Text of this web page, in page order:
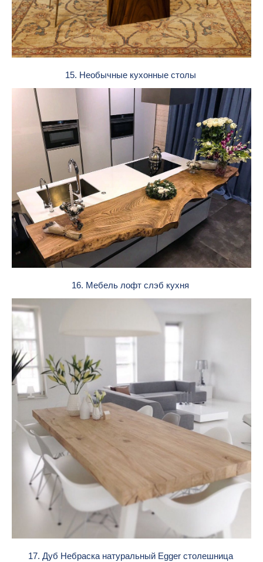
15. Необычные кухонные столы
16. Мебель лофт слэб кухня
17. Дуб Небраска натуральный Egger столешница